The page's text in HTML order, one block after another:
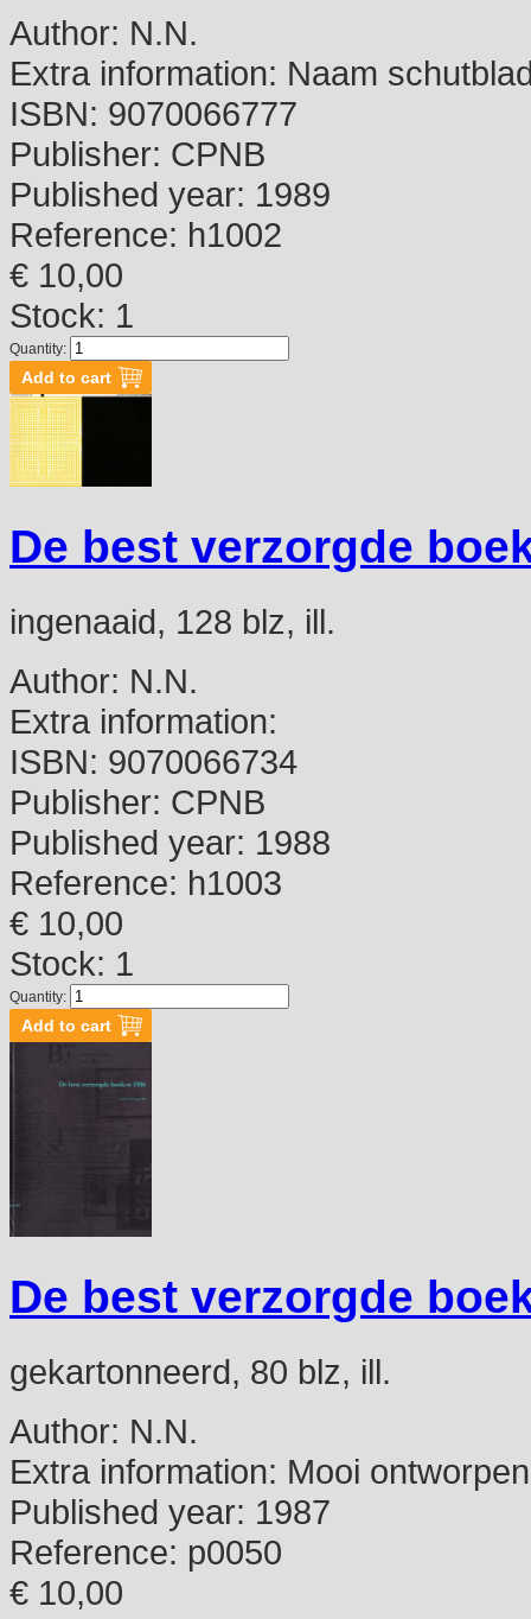
Author: N.N.
Extra information: Naam
ISBN: 9070066777
Publisher: CPNB
Published year: 1989
Reference: h1002
€ 10,00
Stock: 1
Quantity:
De best verzorgde
ingenaaid, 128 blz, ill.
Author: N.N.
Extra information:
ISBN: 9070066734
Publisher: CPNB
Published year: 1988
Reference: h1003
€ 10,00
Stock: 1
Quantity:
De best verzorgde
gekartonneerd, 80 blz, ill.
Author: N.N.
Extra information: Mooi
Published year: 1987
Reference: p0050
€ 10,00